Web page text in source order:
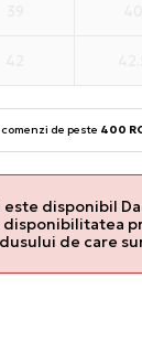
de peste 400
este disponibil
de care